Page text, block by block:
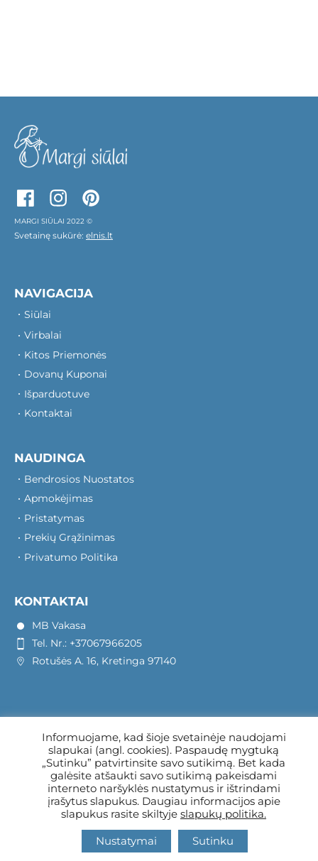
MARGI SIŪLAI 2022 ©
Svetainę sukūrė: elnis.lt
NAVIGACIJA
Siūlai
Virbalai
Kitos Priemonės
Dovanų Kuponai
Išparduotuve
Kontaktai
NAUDINGA
Bendrosios Nuostatos
Apmokėjimas
Pristatymas
Prekių Grąžinimas
Privatumo Politika
KONTAKTAI
MB Vakasa
Tel. Nr.: +37067966205
Rotušės A. 16, Kretinga 97140
Informuojame, kad šioje svetainėje naudojami
slapukai (angl. cookies). Paspaudę mygtuką
„Sutinku” patvirtinsite savo sutikimą. Bet kada
galėsite atšaukti savo sutikimą pakeisdami
interneto naršyklės nustatymus ir ištrindami
įrašytus slapukus. Daugiau informacijos apie
slapukus rasite skiltyje slapukų politika.
Sutinku
Nustatymai